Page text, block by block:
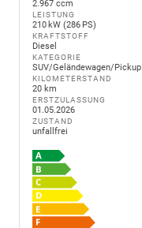
2.967 ccm
LEISTUNG
210 kW (286 PS)
KRAFTSTOFF
Diesel
KATEGORIE
SUV/Geländewagen/Pickup
KILOMETERSTAND
20 km
ERSTZULASSUNG
01.05.2026
ZUSTAND
unfallfrei